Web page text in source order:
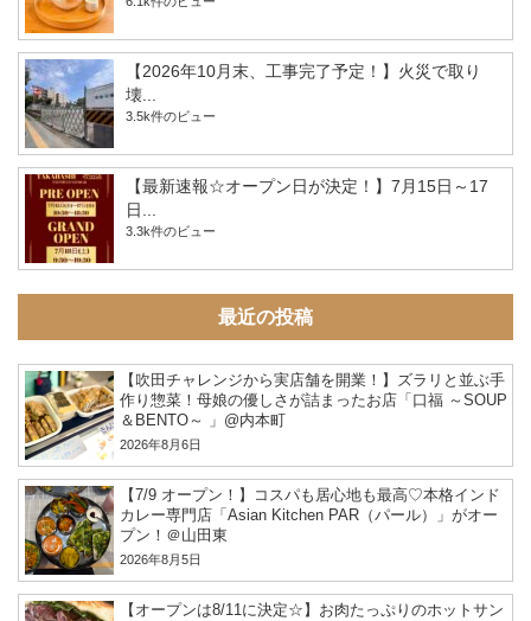
【2026年10月末、工事完了予定！】火災で取り
壊...
3.5k件のビュー
【最新速報☆オープン日が決定！】7月15日～17
日...
3.3k件のビュー
最近の投稿
【吹田チャレンジから実店舗を開業！】ズラリと並ぶ手
作り惣菜！母娘の優しさが詰まったお店「口福 ～SOUP
＆BENTO～ 」@内本町
2026年8月6日
【7/9 オープン！】コスパも居心地も最高♡本格インド
カレー専門店「Asian Kitchen PAR（パール）」がオー
プン！＠山田東
2026年8月5日
【オープンは8/11に決定☆】お肉たっぷりのホットサン